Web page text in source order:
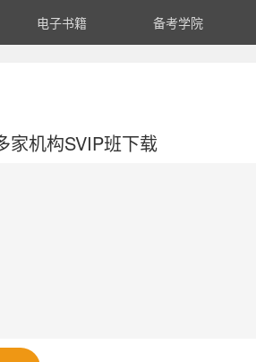
电子书籍 备考学院
家机构SVIP班下载